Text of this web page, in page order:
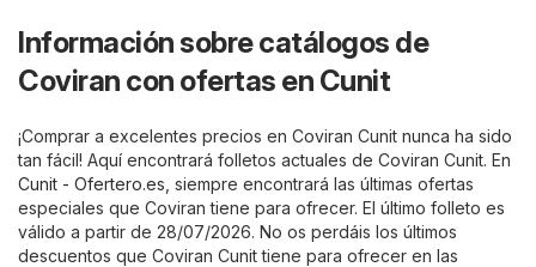
Información sobre catálogos de
Coviran con ofertas en Cunit
¡Comprar a excelentes precios en Coviran Cunit nunca ha sido
tan fácil! Aquí encontrará folletos actuales de Coviran Cunit. En
Cunit - Ofertero.es , siempre encontrará las últimas ofertas
especiales que Coviran tiene para ofrecer. El último folleto es
válido a partir de 28/07/2026. No os perdáis los últimos
descuentos que Coviran Cunit tiene para ofrecer en las